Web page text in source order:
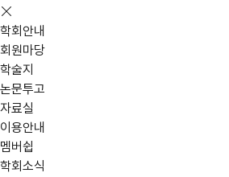
학회안내
회원마당
학술지
논문투고
자료실
이용안내
멤버쉽
학회소식